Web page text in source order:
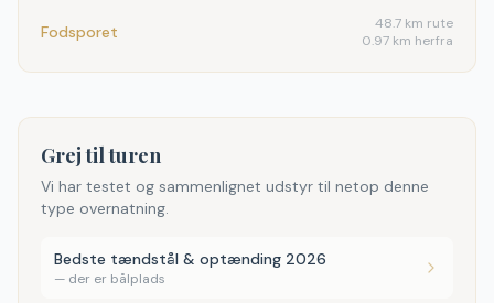
Fodsporet 48.7 km rute
0.97 km herfra
Grej til turen
Vi har testet og sammenlignet udstyr til netop denne
type overnatning.
Bedste tændstål & optænding 2026
— der er bålplads